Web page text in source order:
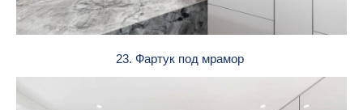
23. Фартук под мрамор